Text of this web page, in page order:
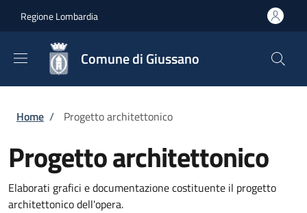
Regione Lombardia
Comune di Giussano
Briciole di pane
Home / Progetto architettonico
Progetto architettonico
Elaborati grafici e documentazione costituente il progetto
architettonico dell'opera.